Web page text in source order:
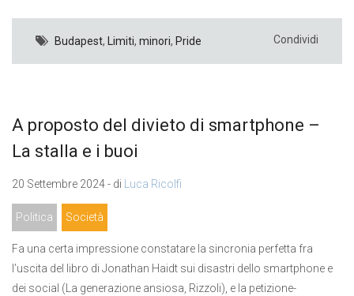
Budapest, Limiti, minori, Pride Condividi
A proposto del divieto di smartphone –
La stalla e i buoi
20 Settembre 2024 - di Luca Ricolfi
Politica Società
Fa una certa impressione constatare la sincronia perfetta fra
l’uscita del libro di Jonathan Haidt sui disastri dello smartphone e
dei social (La generazione ansiosa, Rizzoli), e la petizione-